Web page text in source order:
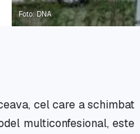
Foto: DNA
cel care a schimbat
multiconfesional, este